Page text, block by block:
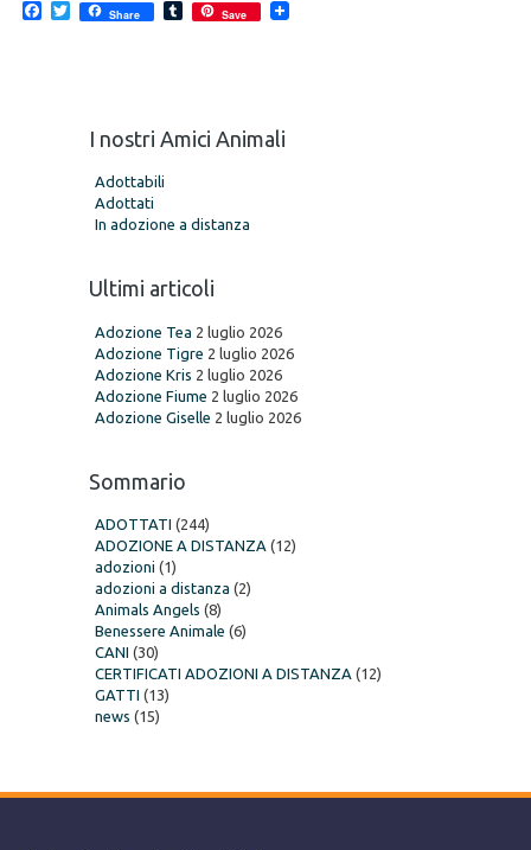
T
Share
T
Save
I nostri Amici Animali
Adottabili
Adottati
In adozione a distanza
Ultimi articoli
Adozione Tea 2 luglio 2026
Adozione Tigre 2 luglio 2026
Adozione Kris 2 luglio 2026
Adozione Fiume 2 luglio 2026
Adozione Giselle 2 luglio 2026
Sommario
ADOTTATI (244)
ADOZIONE A DISTANZA (12)
adozioni (1)
adozioni a distanza (2)
Animals Angels (8)
Benessere Animale (6)
CANI (30)
CERTIFICATI ADOZIONI A DISTANZA (12)
GATTI (13)
news (15)